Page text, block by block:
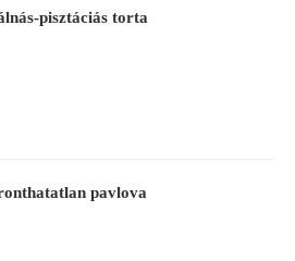
pisztáciás torta
pavlova